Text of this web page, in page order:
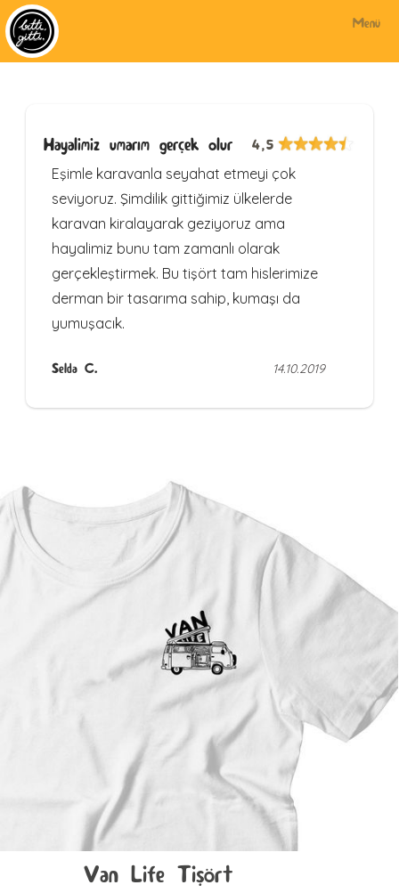
Menü
Hayalimiz umarım gerçek olur 4,5
Eşimle karavanla seyahat etmeyi çok
seviyoruz. Şimdilik gittiğimiz ülkelerde
karavan kiralayarak geziyoruz ama
hayalimiz bunu tam zamanlı olarak
gerçekleştirmek. Bu tişört tam hislerimize
derman bir tasarıma sahip, kumaşı da
yumuşacık.
Selda C. 14.10.2019
Van Life Tişört